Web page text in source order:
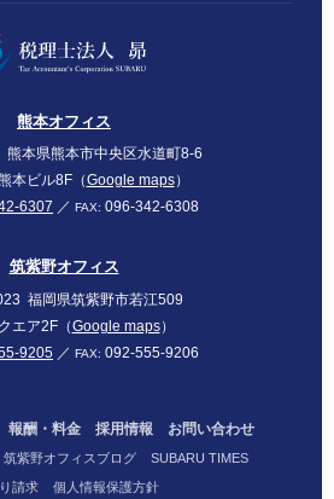
SUBARU
熊本オフィス
熊本県熊本市中央区水道町8-6
本ビル8F（Google maps）
6307 ／ FAX: 096-342-6308
筑紫野オフィス
福岡県筑紫野市若江509
エア2F（Google maps）
9205 ／ FAX: 092-555-9206
報酬・料金 採用情報 お問い合わせ
筑紫野オフィスブログ
SUBARU TIMES
請求
個人情報保護方針